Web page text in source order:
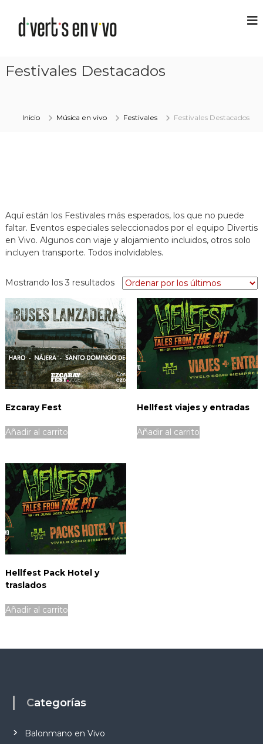
Festivales Destacados
Inicio Música en vivo Festivales Festivales Destacados
Aquí están los Festivales más esperados, los que no puede
faltar. Eventos especiales seleccionados por el equipo Divertis
en Vivo. Algunos con viaje y alojamiento incluidos, otros solo
incluyen transporte. Todos inolvidables.
Mostrando los 3 resultados
Ezcaray Fest
Añadir al carrito
Hellfest viajes y entradas
Añadir al carrito
Hellfest Pack Hotel y
traslados
Añadir al carrito
Categorías
Balonmano en Vivo